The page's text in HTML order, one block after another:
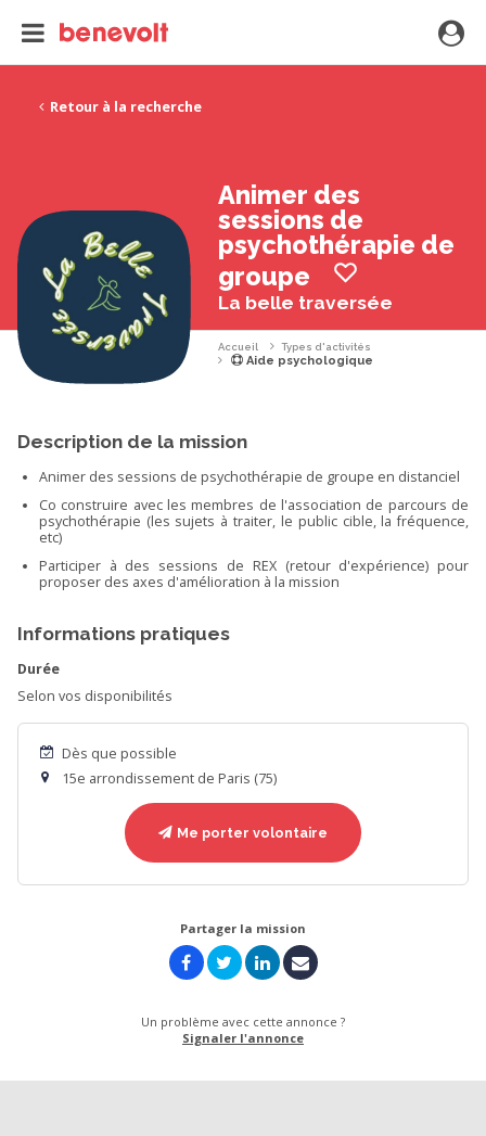
Retour à la recherche
Animer des
sessions de
psychothérapie de
groupe
La belle traversée
Accueil Types d'activités
Aide psychologique
Description de la mission
Animer des sessions de psychothérapie de groupe en distanciel
Co construire avec les membres de l'association de parcours de
psychothérapie (les sujets à traiter, le public cible, la fréquence,
etc)
Participer à des sessions de REX (retour d'expérience) pour
proposer des axes d'amélioration à la mission
Informations pratiques
Durée
Selon vos disponibilités
Dès que possible
15e arrondissement de Paris (75)
Me porter volontaire
Partager la mission
Un problème avec cette annonce ?
Signaler l'annonce